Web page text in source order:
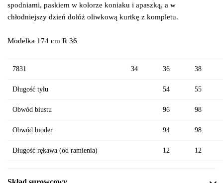
spodniami, paskiem w kolorze koniaku i apaszką, a w
chłodniejszy dzień dołóż oliwkową kurtkę z kompletu.
Modelka 174 cm R 36
7831 34 36 38
Długość tyłu 54 55
Obwód biustu 96 98
Obwód bioder 94 98
Długość rękawa (od ramienia) 12 12